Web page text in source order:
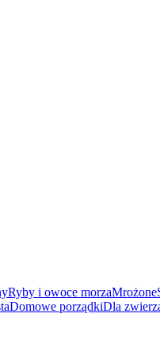
Ryby i owoce morzaMrożone
Domowe porządkiDla